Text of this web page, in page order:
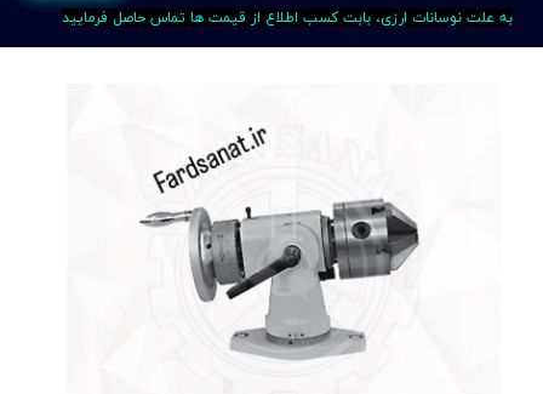
به علت نوسانات ارزی، بابت کسب اطلاع از قیمت ها تماس حاصل فرمایید